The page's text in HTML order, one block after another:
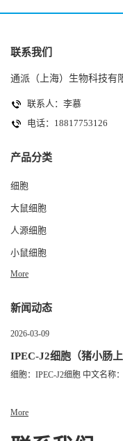
联系我们
通派（上海）生物科技有
联系人：李慕
电话：18817753126
产品分类
细胞
大鼠细胞
人源细胞
小鼠细胞
More
新闻动态
2026-03-09
IPEC-J2细胞（猪小肠上
细胞：IPEC-J2细胞 中文名称
More